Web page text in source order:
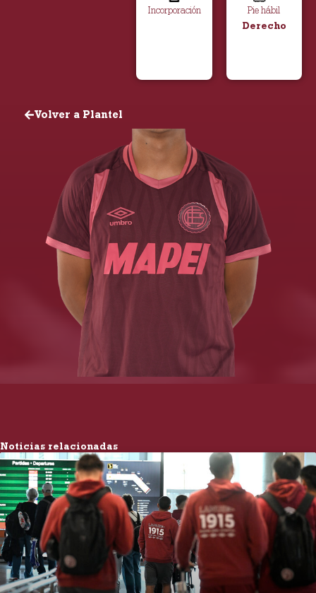
Incorporación
Pie hábil
Derecho
Volver a Plantel
Noticias relacionadas